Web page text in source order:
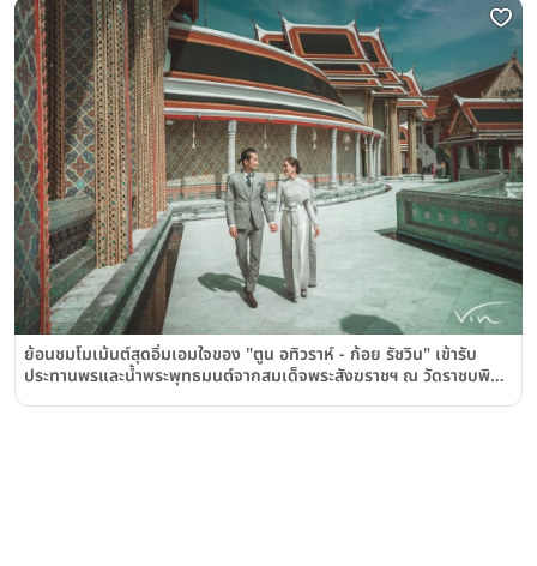
ย้อนชมโมเม้นต์สุดอิ่มเอมใจของ "ตูน อทิวราห์ - ก้อย รัชวิน" เข้ารับ
ประทานพรและน้ำพระพุทธมนต์จากสมเด็จพระสังฆราชฯ ณ วัดราชบพิธ